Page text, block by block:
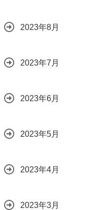
2023年8月
2023年7月
2023年6月
2023年5月
2023年4月
2023年3月